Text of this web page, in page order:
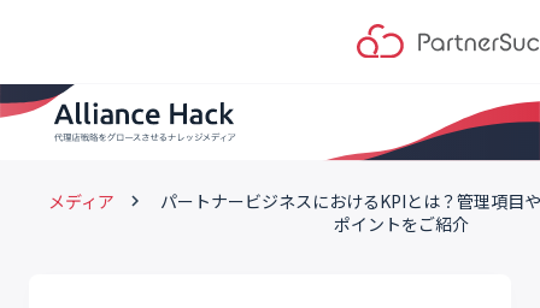
メディア keyboard_arrow_right
パートナービジネスにおけるKPIとは？管理項目
ポイントをご紹介